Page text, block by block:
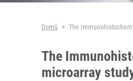
Drobečková
Domů The
The
microarray